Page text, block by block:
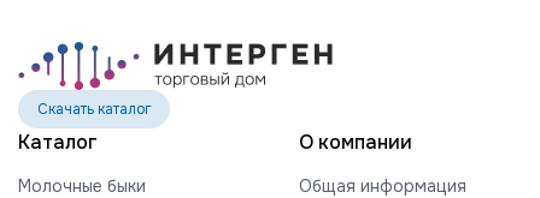
Скачать каталог
Каталог
Молочные быки
О компании
Общая информация